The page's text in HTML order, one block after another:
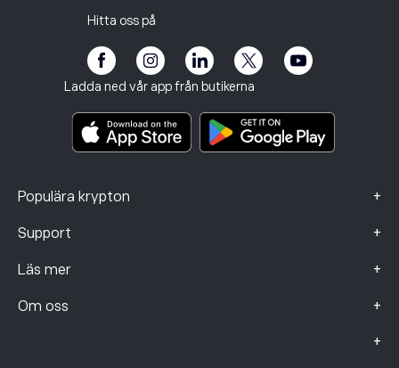
Hitta oss på
Ladda ned vår app från butikerna
Populära krypton +
Support +
Kundutsatthet
Läs mer +
eToro Akademi
Om oss +
+
Riskinformation
Regler och villkor
Viktiga informationsdokument
Klagomålsdata (FCA-kunder)
Affiliate-program
Investeringsförsäkring